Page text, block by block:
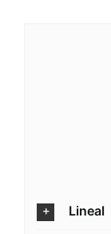
Lineal